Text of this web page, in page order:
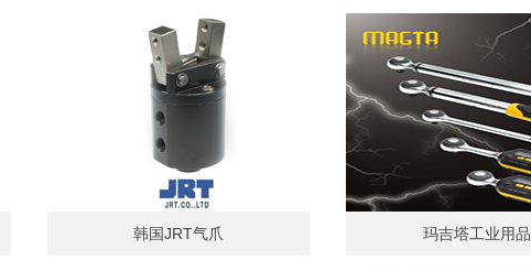
韩国JRT气爪 玛吉塔工业用品